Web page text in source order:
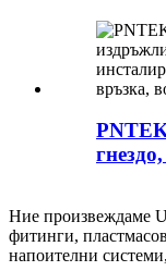
Ние произвеждаме
фитинги,
напоителни